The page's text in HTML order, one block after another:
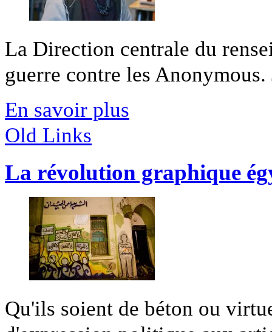
La Direction centrale du
guerre contre les
En savoir plus
Old Links
La révolution graphique
Qu'ils soient de béton ou